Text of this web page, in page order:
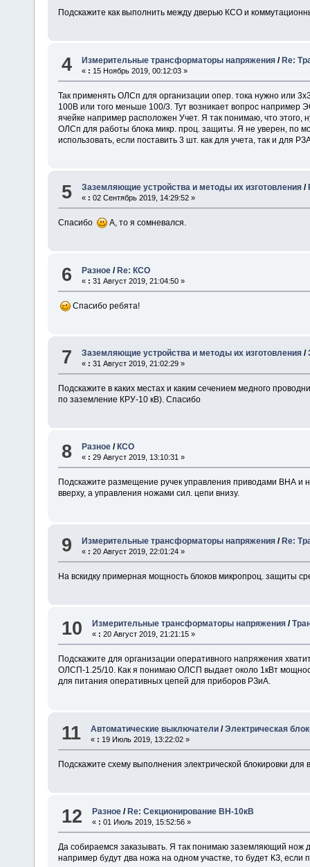
Подскажите как выполнить между дверью КСО и
4 Измерительные трансформаторы напряжения /Re:
« : 15 Ноябрь 2019, 00:12:03 »
Так применять ОЛСп для организации опер. тока нужно или
100В или того меньше 100/3. Тут возникает вопрос
ячейке например расположен Учет. Я так понимаю, что этого,
ОЛСп для работы блока микр. проц. защиты. Я не уверен, по
использовать, если поставить 3 шт. как для учета, так и для
5 Заземляющие устройства и методы их изготовления /
« : 02 Сентябрь 2019, 14:29:52 »
Спасибо А, то я сомневался.
6 Разное /Re: КСО
« : 31 Август 2019, 21:04:50 »
Спасибо ребята!
7 Заземляющие устройства и методы их изготовления /
« : 31 Август 2019, 21:02:29 »
Подскажите в каких местах и каким сечением медного
по заземление КРУ-10 кВ). Спасибо
8 Разное / КСО
« : 29 Август 2019, 13:10:31 »
Подскажите размещение ручек управления приводами ВНА и
вверху, а управления ножами сил. цепи внизу.
9 Измерительные трансформаторы напряжения / Re:
« : 20 Август 2019, 22:01:24 »
На вскидку примерная мощность блоков микропроц. защиты
10 Измерительные трансформаторы напряжения /
« : 20 Август 2019, 21:21:15 »
Подскажите для организации оперативного напряжения
ОЛСП-1.25/10. Как я понимаю ОЛСП выдает около 1кВт
для питания оперативных цепей для приборов РЗиА.
11 Автоматические выключатели /Электрическая
« : 19 Июль 2019, 13:22:02 »
Подскажите схему выполнения электрической блокировки
12 Разное / Re: Секционирование ВН-10кВ
« : 01 Июль 2019, 15:52:56 »
Да собираемся заказывать. Я так понимаю заземляющий нож
например будут два ножа на одном участке, то будет КЗ, если